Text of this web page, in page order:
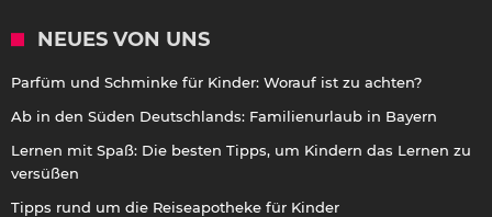
NEUES VON UNS
Parfüm und Schminke für Kinder: Worauf ist zu achten?
Ab in den Süden Deutschlands: Familienurlaub in Bayern
Lernen mit Spaß: Die besten Tipps, um Kindern das Lernen zu
versüßen
Tipps rund um die Reiseapotheke für Kinder